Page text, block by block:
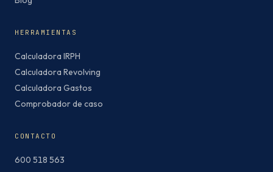
HERRAMIENTAS
Calculadora IRPH
Calculadora Revolving
Calculadora Gastos
Comprobador de caso
CONTACTO
600 518 563